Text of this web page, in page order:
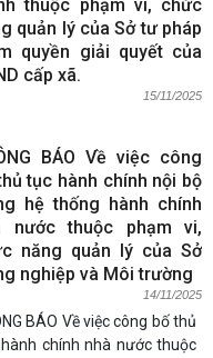
thuộc phạm vi, chức
quản lý của Sở tư pháp
quyền giải quyết của
cấp xã.
15/11/2025
BÁO Về việc công
tục hành chính nội bộ
hệ thống hành chính
nước thuộc phạm vi,
năng quản lý của Sở
nghiệp và Môi trường
14/11/2025
BÁO Về việc công bố thủ
chính nhà nước thuộc